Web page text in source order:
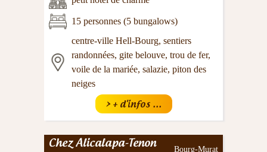
15 personnes (5 bungalows)
centre-ville Hell-Bourg, sentiers
randonnées, gite belouve, trou de fer,
voile de la mariée, salazie, piton des
neiges
> + d'infos ...
Chez Alicalapa-Tenon Bourg-Murat